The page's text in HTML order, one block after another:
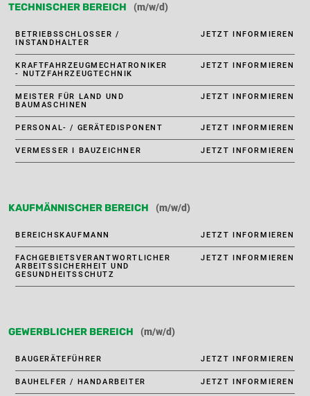
TECHNISCHER BEREICH (m/w/d)
BETRIEBSSCHLOSSER /
INSTANDHALTER
JETZT INFORMIEREN
KRAFTFAHRZEUGMECHATRONIKER
- NUTZFAHRZEUGTECHNIK
JETZT INFORMIEREN
MEISTER FÜR LAND UND
BAUMASCHINEN
JETZT INFORMIEREN
PERSONAL- / GERÄTEDISPONENT JETZT INFORMIEREN
VERMESSER I BAUZEICHNER JETZT INFORMIEREN
KAUFMÄNNISCHER BEREICH (m/w/d)
BEREICHSKAUFMANN JETZT INFORMIEREN
FACHGEBIETSVERANTWORTLICHER
ARBEITSSICHERHEIT UND
GESUNDHEITSSCHUTZ
JETZT INFORMIEREN
GEWERBLICHER BEREICH (m/w/d)
BAUGERÄTEFÜHRER JETZT INFORMIEREN
BAUHELFER / HANDARBEITER JETZT INFORMIEREN